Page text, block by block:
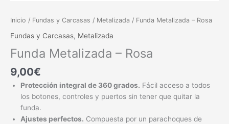
Inicio / Fundas y Carcasas / Metalizada / Funda Metalizada – Rosa
Fundas y Carcasas, Metalizada
Funda Metalizada – Rosa
9,00€
Protección integral de 360 grados. Fácil acceso a todos
los botones, controles y puertos sin tener que quitar la
funda.
Ajustes perfectos. Compuesta por un parachoques de